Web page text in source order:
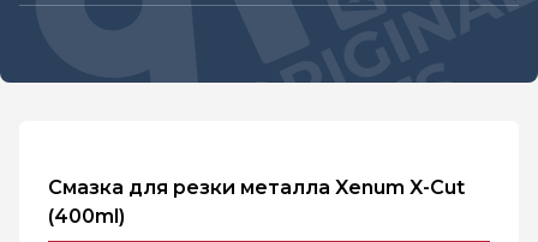
Смазка для резки металла Xenum X-Cut
(400ml)